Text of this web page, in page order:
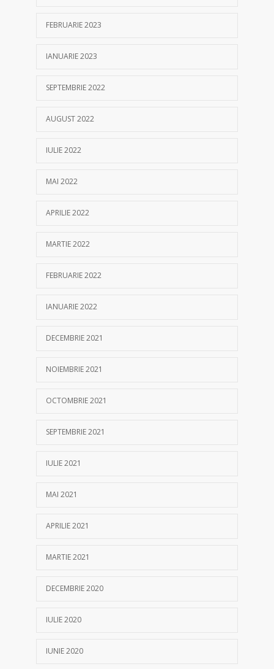
FEBRUARIE 2023
IANUARIE 2023
SEPTEMBRIE 2022
AUGUST 2022
IULIE 2022
MAI 2022
APRILIE 2022
MARTIE 2022
FEBRUARIE 2022
IANUARIE 2022
DECEMBRIE 2021
NOIEMBRIE 2021
OCTOMBRIE 2021
SEPTEMBRIE 2021
IULIE 2021
MAI 2021
APRILIE 2021
MARTIE 2021
DECEMBRIE 2020
IULIE 2020
IUNIE 2020